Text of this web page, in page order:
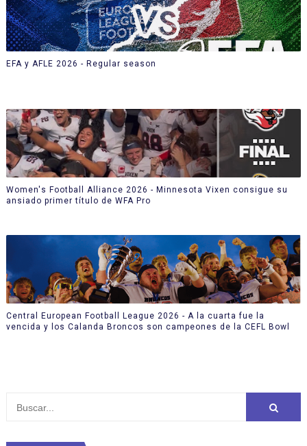
EFA y AFLE 2026 - Regular season
Women's Football Alliance 2026 - Minnesota Vixen consigue su
ansiado primer título de WFA Pro
Central European Football League 2026 - A la cuarta fue la
vencida y los Calanda Broncos son campeones de la CEFL Bowl